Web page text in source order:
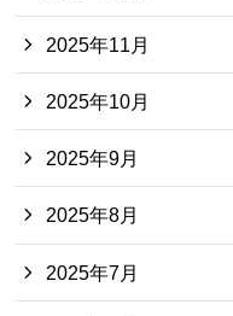
2025年11月
2025年10月
2025年9月
2025年8月
2025年7月